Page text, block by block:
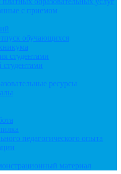
с приемом
обучающихся
студентами
студентами
ресурсы
педагогического опыта
материал